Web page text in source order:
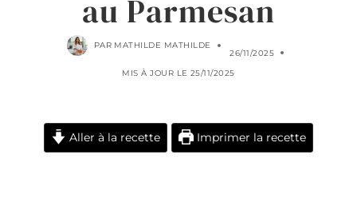
au Parmesan
PAR MATHILDE MATHILDE
26/11/2025
MIS À JOUR LE 25/11/2025
Aller à la recette Imprimer la recette